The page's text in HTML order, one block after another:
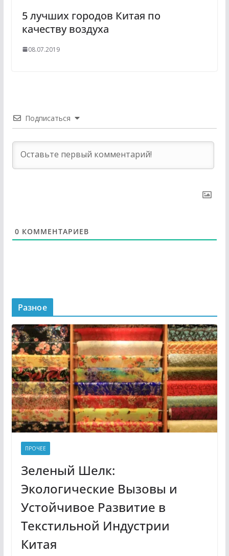
5 лучших городов Китая по
качеству воздуха
08.07.2019
Подписаться
0 КОММЕНТАРИЕВ
Разное
ПРОЧЕЕ
Зеленый Шелк:
Экологические Вызовы и
Устойчивое Развитие в
Текстильной Индустрии
Китая